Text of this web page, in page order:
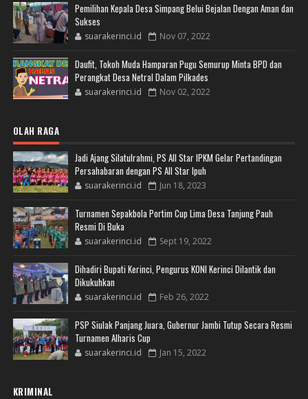
Pemilihan Kepala Desa Simpang Belui Bejalan Dengan Aman dan
Sukses
suarakerinci.id Nov 07, 2022
Daufit, Tokoh Muda Hamparan Pugu Semurup Minta BPD dan
Perangkat Desa Netral Dalam Pilkades
suarakerinci.id Nov 02, 2022
OLAH RAGA
Jadi Ajang Silatulrahmi, PS All Star IPKM Gelar Pertandingan
Persahabaran dengan PS All Star Ipuh
suarakerinci.id Jun 18, 2023
Turnamen Sepakbola Portim Cup Lima Desa Tanjung Pauh
Resmi Di Buka
suarakerinci.id Sept 19, 2022
Dihadiri Bupati Kerinci, Pengurus KONI Kerinci Dilantik dan
Dikukuhkan
suarakerinci.id Feb 26, 2022
PSP Siulak Panjang Juara, Gubernur Jambi Tutup Secara Resmi
Turnamen Alharis Cup
suarakerinci.id Jan 15, 2022
KRIMINAL